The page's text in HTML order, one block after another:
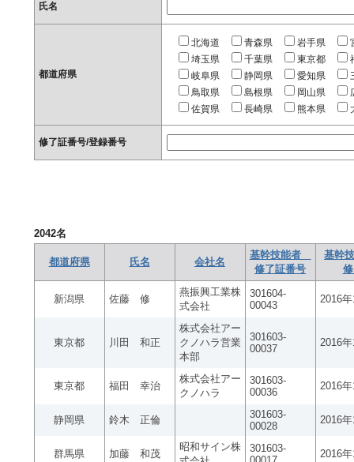
氏名
都道府県
北海道 青森県 岩手県
埼玉県
千葉県 東京都
岐阜県
静岡県 愛知県
鳥取県
島根県 岡山県
佐賀県
長崎県 熊本県
修了証番号/登録番号
2042名
都道府県 氏名 会社名
基幹技能者
修了証番号
基幹
新潟県 佐藤 修
燕振興工業株
式会社
301604-
00043
2016
東京都 川田 和正
株式会社アー
クノハラ営業
本部
301603-
00037
2016
東京都 福田 幸治
株式会社アー
クノハラ
301603-
00036
2016
静岡県 鈴木 正倫
301603-
00028
2016
群馬県 加藤 和茂
昭和サイン株
301603-
2016